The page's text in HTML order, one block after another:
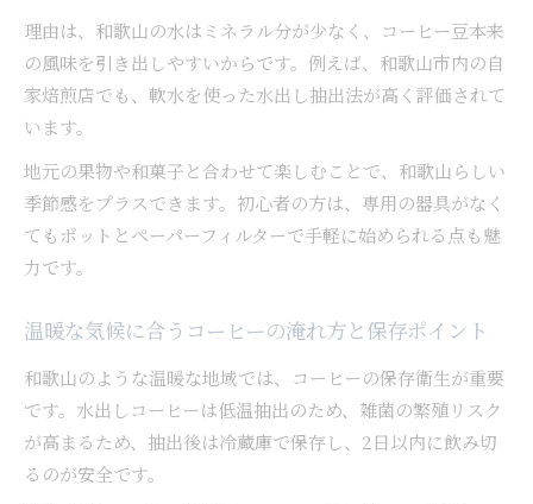
コーヒー本来のまろやかさを引き出す抽出技術
理由は、和歌山の水はミネラル分が少なく、コーヒー豆本来
の風味を引き出しやすいからです。例えば、和歌山市内の自
家焙煎店でも、軟水を使った水出し抽出法が高く評価されて
います。
地元の果物や和菓子と合わせて楽しむことで、和歌山らしい
季節感をプラスできます。初心者の方は、専用の器具がなく
てもポットとペーパーフィルターで手軽に始められる点も魅
力です。
温暖な気候に合うコーヒーの淹れ方と保存ポイント
和歌山のような温暖な地域では、コーヒーの保存衛生が重要
です。水出しコーヒーは低温抽出のため、雑菌の繁殖リスク
が高まるため、抽出後は冷蔵庫で保存し、2日以内に飲み切
るのが安全です。